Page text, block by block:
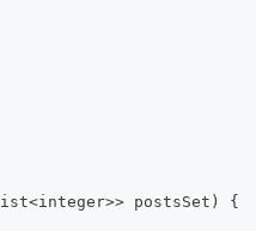
postsSet) {